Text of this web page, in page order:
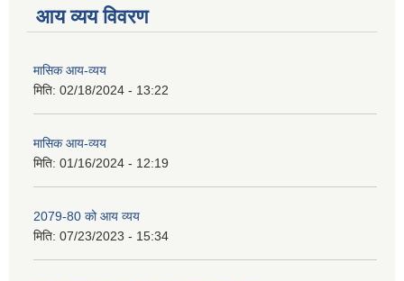
आय व्यय विवरण
मासिक आय-व्यय
मिति: 02/18/2024 - 13:22
मासिक आय-व्यय
मिति: 01/16/2024 - 12:19
2079-80 को आय व्यय
मिति: 07/23/2023 - 15:34